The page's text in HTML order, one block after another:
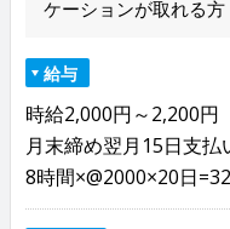
ケーションが取れる
給与
時給2,000円～2,200円
月末締め翌月15日支払
8時間×@2000×20日